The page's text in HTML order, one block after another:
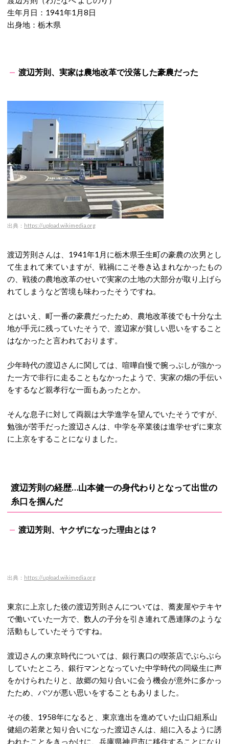
生年月日：1941年1月8日
出身地：栃木県
渡辺芳則、実家は農地改革で没落した豪農だった
出典： https://upload.wikimedia.org
渡辺芳則さんは、1941年1月に栃木県壬生町の豪農の次男とし
て生まれて来ていますが、戦禍にこそ巻き込まれなかったもの
の、戦後の農地改革のせいで実家の土地の大部分が取り上げら
れてしまうなど苦境も味わったそうですね。
とはいえ、町一番の豪農だったため、農地改革後でも十分な土
地が手元に残っていたそうで、渡辺家が貧しい思いをすること
はなかったと言われております。
少年時代の渡辺さんに関しては、喧嘩自慢で腕っぷしが強かっ
た一方で非行に走ることもなかったようで、実家の畑の手伝い
をするなど親孝行な一面もあったとか。
そんな息子に対して両親は大学進学を望んでいたそうですが、
勉強が苦手だった渡辺さんは、中学を卒業後は進学せずに東京
に上京をすることになりました。
渡辺芳則の経歴…山本健一の身代わりとなって出世の
糸口を掴んだ
渡辺芳則、ヤクザになった理由とは？
出典： https://upload.wikimedia.org
東京に上京した後の渡辺芳則さんについては、蕎麦屋やテキヤ
で働いていた一方で、数人の子分を引き連れて愚連隊のような
活動もしていたそうですね。
渡辺さんの東京時代については、銀行裏口の喫茶店でぶらぶら
していたところ、銀行マンとなっていた中学時代の同級生に声
をかけられたりと、故郷の知り合いに会う機会が意外に多かっ
たため、バツが悪い思いをすることもありました。
その後、1958年になると、東京進出を進めていた山口組系山
健組の若衆と知り合いになった渡辺さんは、組に入るように誘
われたことをきっかけに、兵庫県神戸市に移住することになり